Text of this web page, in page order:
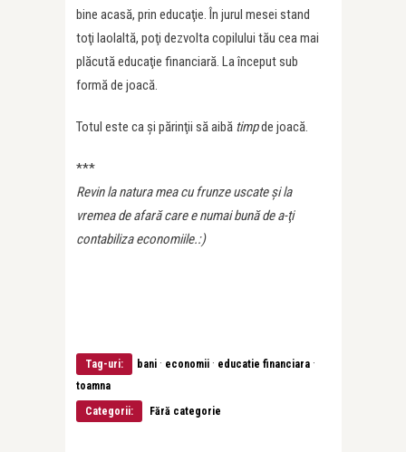
bine acasă, prin educaţie. În jurul mesei stand
toţi laolaltă, poţi dezvolta copilului tău cea mai
plăcută educaţie financiară. La început sub
formă de joacă.
Totul este ca şi părinţii să aibă timpde joacă.
***
Revin la natura mea cu frunze uscate şi la
vremea de afară care e numai bună de a-ţi
contabiliza economiile.:)
Tag-uri: bani · economii · educatie financiara ·
toamna
Categorii:
Fără categorie